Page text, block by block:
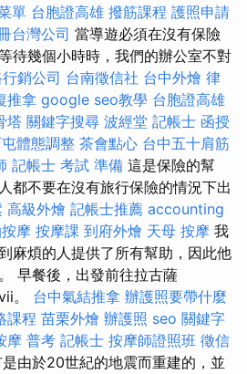
單 台胞證高雄 撥筋課程 護照申請
台灣公司 當導遊必須在沒有保險
待幾個小時時，我們的辦公室不對
銷公司 台南徵信社 台中外燴 律
推拿 google seo教學 台胞證高雄
塔 關鍵字搜尋 波經堂 記帳士 函授
體態調整 茶會點心 台中五十肩筋
記帳士 考試 準備 這是保險的幫
都不要在沒有旅行保險的情況下出
高級外燴 記帳士推薦 accounting
摩 按摩課 到府外燴 天母 按摩 我
麻煩的人提供了所有幫助，因此他
早餐後，出發前往拉古薩
。 台中氣結推拿 辦護照要帶什麼
課程 苗栗外燴 辦護照 seo 關鍵字
摩 普考 記帳士 按摩師證照班 徵信
由於20世紀的地震而重建的，並